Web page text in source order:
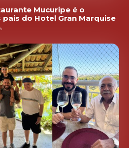
Mucuripe é o
do Hotel Gran Marquise